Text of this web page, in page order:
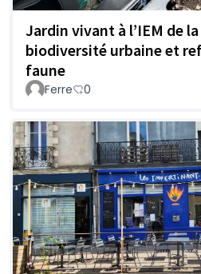
Jardin vivant à l’IEM de
biodiversité urbaine et
faune
Ferre 0